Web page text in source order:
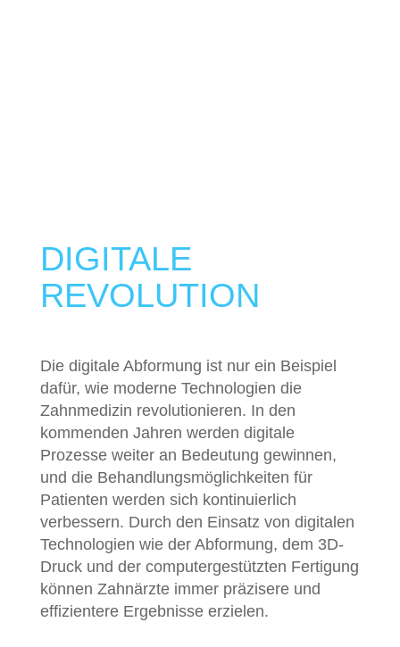
DIGITALE
REVOLUTION
Die digitale Abformung ist nur ein Beispiel
dafür, wie moderne Technologien die
Zahnmedizin revolutionieren. In den
kommenden Jahren werden digitale
Prozesse weiter an Bedeutung gewinnen,
und die Behandlungsmöglichkeiten für
Patienten werden sich kontinuierlich
verbessern. Durch den Einsatz von digitalen
Technologien wie der Abformung, dem 3D-
Druck und der computergestützten Fertigung
können Zahnärzte immer präzisere und
effizientere Ergebnisse erzielen.